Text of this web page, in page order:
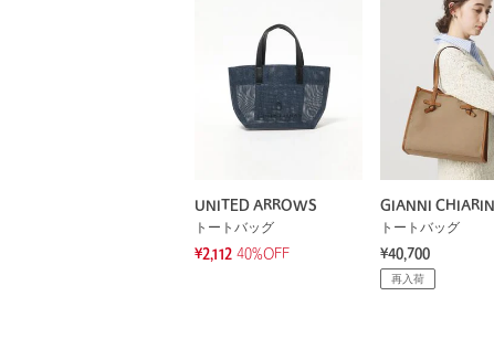
UNITED ARROWS
トートバッグ
¥2,112 40%OFF
GIANNI CHIARINI
トートバッグ
¥40,700
再入荷